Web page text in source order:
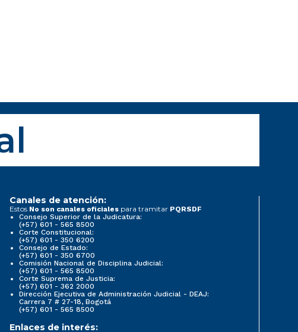
Canales de atención:
Estos No son canales oficiales para tramitar PQRSDF
Consejo Superior de la Judicatura:
(+57) 601 - 565 8500
Corte Constitucional:
(+57) 601 - 350 6200
Consejo de Estado:
(+57) 601 - 350 6700
Comisión Nacional de Disciplina Judicial:
(+57) 601 - 565 8500
Corte Suprema de Justicia:
(+57) 601 - 362 2000
Dirección Ejecutiva de Administración Judicial - DEAJ:
Carrera 7 # 27-18, Bogotá
(+57) 601 - 565 8500
Enlaces de interés: